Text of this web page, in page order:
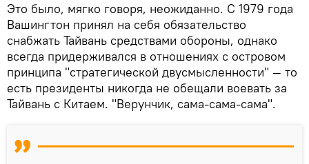
Это было, мягко говоря, неожиданно. С 1979 года
Вашингтон принял на себя обязательство
снабжать Тайвань средствами обороны, однако
всегда придерживался в отношениях с островом
принципа "стратегической двусмысленности" — то
есть президенты никогда не обещали воевать за
Тайвань с Китаем. "Верунчик, сама-сама-сама".